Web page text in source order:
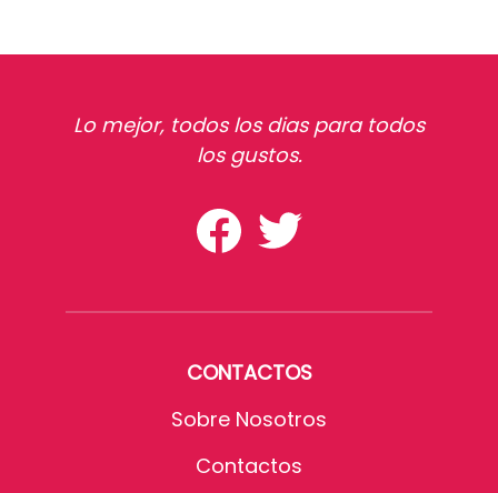
Lo mejor, todos los dias para todos
los gustos.
CONTACTOS
Sobre Nosotros
Contactos